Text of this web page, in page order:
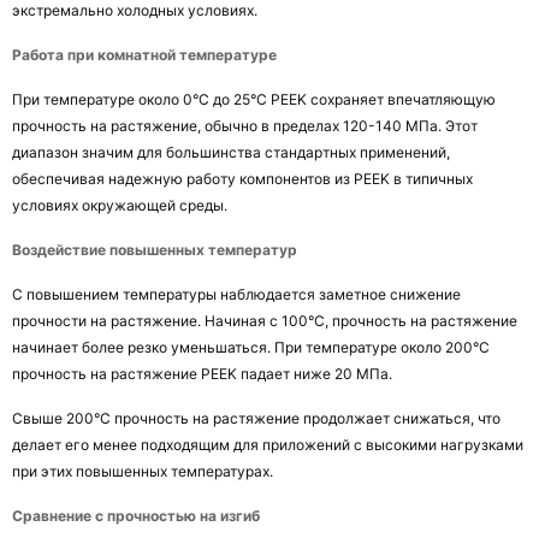
экстремально холодных условиях.
Работа при комнатной температуре
При температуре около 0°C до 25°C PEEK сохраняет впечатляющую
прочность на растяжение, обычно в пределах 120-140 МПа. Этот
диапазон значим для большинства стандартных применений,
обеспечивая надежную работу компонентов из PEEK в типичных
условиях окружающей среды.
Воздействие повышенных температур
С повышением температуры наблюдается заметное снижение
прочности на растяжение. Начиная с 100°C, прочность на растяжение
начинает более резко уменьшаться. При температуре около 200°C
прочность на растяжение PEEK падает ниже 20 МПа.
Свыше 200°C прочность на растяжение продолжает снижаться, что
делает его менее подходящим для приложений с высокими нагрузками
при этих повышенных температурах.
Сравнение с прочностью на изгиб